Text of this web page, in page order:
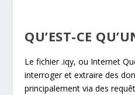
QU’EST-CE
Le fichier .iqy, ou Internet
interroger et extraire des
principalement via des